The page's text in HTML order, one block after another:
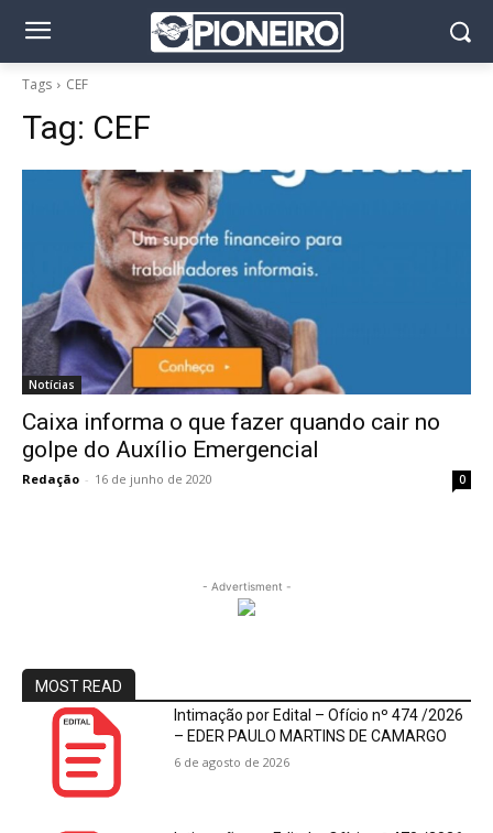
Tags CEF
Tag: CEF
Notícias
Caixa informa o que fazer quando cair no
golpe do Auxílio Emergencial
Redação - 16 de junho de 2020 0
- Advertisment -
MOST READ
Intimação por Edital – Ofício nº 474 /2026
– EDER PAULO MARTINS DE CAMARGO
6 de agosto de 2026